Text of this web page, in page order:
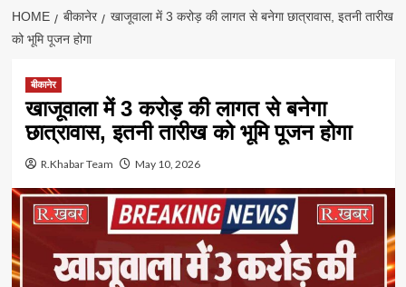
HOME बीकानेर
खाजूवाला में 3 करोड़ की लागत से बनेगा छात्रावास, इतनी तारीख
को भूमि पूजन होगा
बीकानेर
खाजूवाला में 3 करोड़ की लागत से बनेगा
छात्रावास, इतनी तारीख को भूमि पूजन होगा
R.Khabar Team May 10, 2026